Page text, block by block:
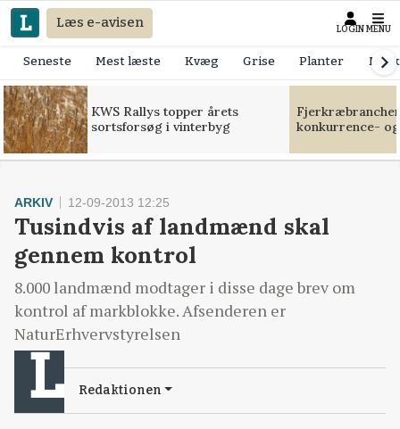
Læs e-avisen LOGIN MENU
Seneste Mest læste Kvæg Grise Planter
KWS Rallys topper årets
sortsforsøg i vinterbyg
konkurrence-
ARKIV 12-09-2013 12:25
Tusindvis af landmænd skal
gennem kontrol
8.000 landmænd modtager i disse dage brev om
kontrol af markblokke. Afsenderen er
NaturErhvervstyrelsen
Redaktionen